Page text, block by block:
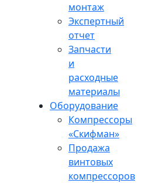
монтаж
Экспертный
отчет
Запчасти
и
расходные
материалы
Оборудование
Компрессоры
«Скифман»
Продажа
винтовых
компрессоров